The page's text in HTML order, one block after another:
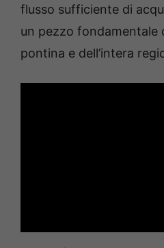
flusso sufficiente di
un pezzo fondamentale
pontina e dell’intera